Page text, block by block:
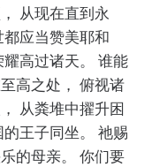
从现在直到永
应当赞美耶和
高过诸天。 谁能
高之处， 俯视诸
从粪堆中擢升困
王子同坐。 祂赐
的母亲。 你们要